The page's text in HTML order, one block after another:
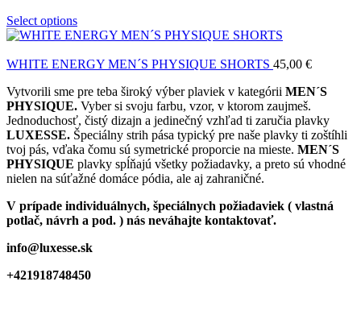
Select options
WHITE ENERGY MEN´S PHYSIQUE SHORTS 45,00 €
Vytvorili sme pre teba široký výber plaviek v kategórii MEN´S
PHYSIQUE. Vyber si svoju farbu, vzor, v ktorom zaujmeš.
Jednoduchosť, čistý dizajn a jedinečný vzhľad ti zaručia plavky
LUXESSE. Špeciálny strih pása typický pre naše plavky ti zoštíhli
tvoj pás, vďaka čomu sú symetrické proporcie na mieste. MEN´S
PHYSIQUE plavky spĺňajú všetky požiadavky, a preto sú vhodné
nielen na súťažné domáce pódia, ale aj zahraničné.
V prípade individuálnych, špeciálnych požiadaviek ( vlastná
potlač, návrh a pod. ) nás neváhajte kontaktovať.
info@luxesse.sk
+421918748450